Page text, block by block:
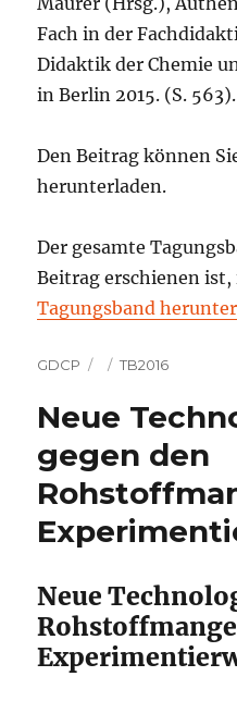
Fach in der
Didaktik der Chemie
in Berlin 2015. (S.
Den Beitrag können
herunterladen.
Der gesamte
Beitrag erschienen
Tagungsband
Autor
GDCP
Veröffentlicht
Kategorien
TB2016
Neue
gegen den
Neue